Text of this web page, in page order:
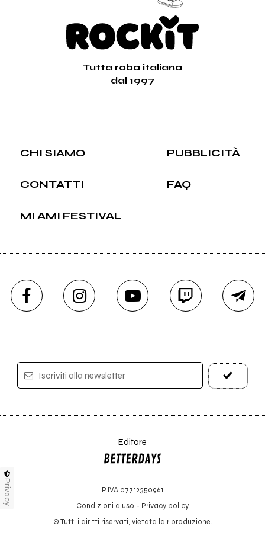
Tutta roba italiana
dal 1997
CHI SIAMO PUBBLICITÀ
CONTATTI FAQ
MI AMI FESTIVAL
Iscriviti alla newsletter
Editore
P.IVA 07712350961
Condizioni d'uso - Privacy policy
© Tutti i diritti riservati, vietata la riproduzione.
Privacy